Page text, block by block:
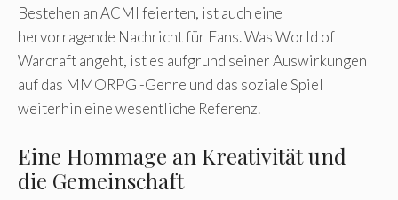
Bestehen an ACMI feierten, ist auch eine
hervorragende Nachricht für Fans. Was World of
Warcraft angeht, ist es aufgrund seiner Auswirkungen
auf das MMORPG -Genre und das soziale Spiel
weiterhin eine wesentliche Referenz.
Eine Hommage an Kreativität und
die Gemeinschaft